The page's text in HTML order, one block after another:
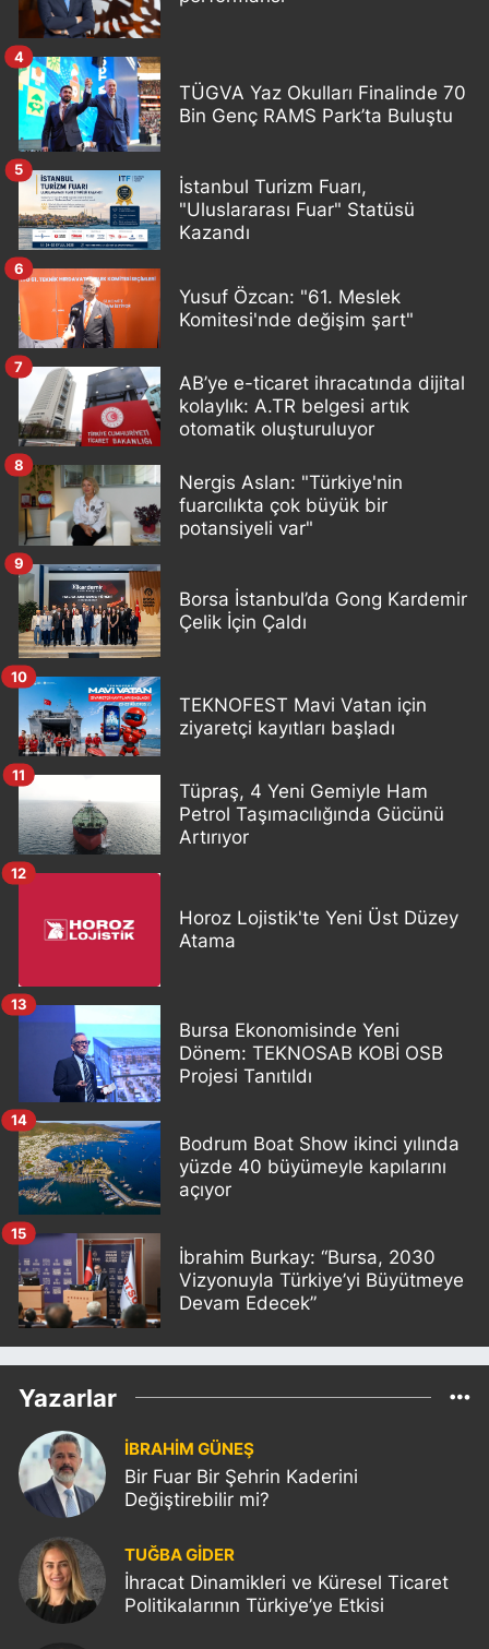
TÜGVA Yaz Okulları Finalinde 70
Bin Genç RAMS Park’ta Buluştu
4
İstanbul Turizm Fuarı,
"Uluslararası Fuar" Statüsü
Kazandı
5
Yusuf Özcan: "61. Meslek
Komitesi'nde değişim şart"
6
AB’ye e-ticaret ihracatında dijital
kolaylık: A.TR belgesi artık
otomatik oluşturuluyor
7
Nergis Aslan: "Türkiye'nin
fuarcılıkta çok büyük bir
potansiyeli var"
8
Borsa İstanbul’da Gong Kardemir
Çelik İçin Çaldı
9
TEKNOFEST Mavi Vatan için
ziyaretçi kayıtları başladı
10
Tüpraş, 4 Yeni Gemiyle Ham
Petrol Taşımacılığında Gücünü
Artırıyor
11
Horoz Lojistik'te Yeni Üst Düzey
Atama
12
Bursa Ekonomisinde Yeni
Dönem: TEKNOSAB KOBİ OSB
Projesi Tanıtıldı
13
Bodrum Boat Show ikinci yılında
yüzde 40 büyümeyle kapılarını
açıyor
14
İbrahim Burkay: “Bursa, 2030
Vizyonuyla Türkiye’yi Büyütmeye
Devam Edecek”
15
Yazarlar
İBRAHİM GÜNEŞ
Bir Fuar Bir Şehrin Kaderini
Değiştirebilir mi?
TUĞBA GİDER
İhracat Dinamikleri ve Küresel Ticaret
Politikalarının Türkiye’ye Etkisi